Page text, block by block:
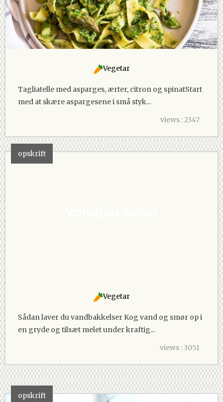
Vegetar
Tagliatelle med asparges, ærter, citron og spinatStart
med at skære aspargesene i små styk...
views : 2347
opskrift
Vegetar
Sådan laver du vandbakkelser Kog vand og smør op i
en gryde og tilsæt melet under kraftig...
views : 3051
opskrift